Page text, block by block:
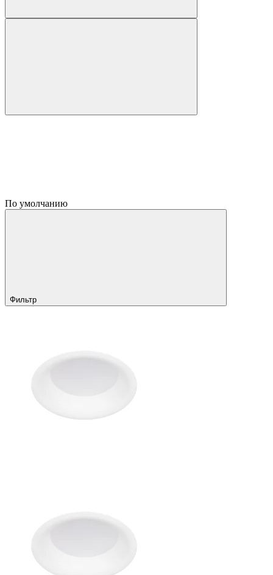
По умолчанию
Фильтр